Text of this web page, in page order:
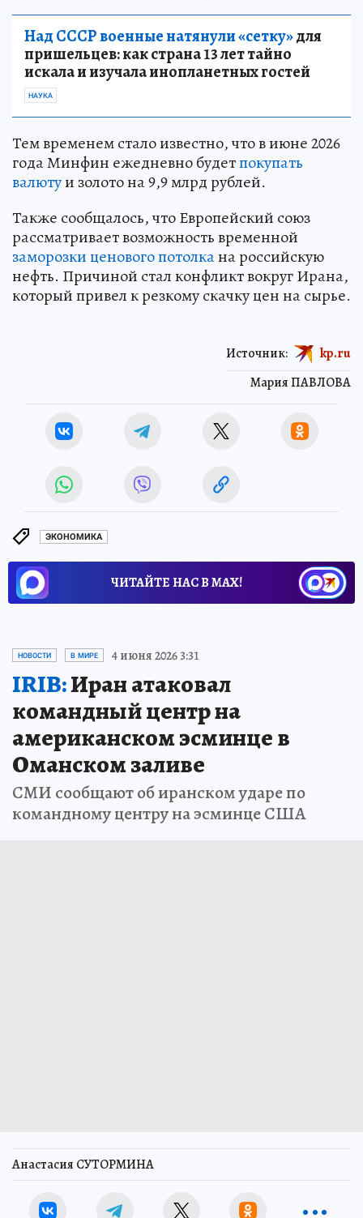
Над СССР военные натянули «сетку»для
пришельцев: как страна 13 лет тайно
искала и изучала инопланетных гостей
НАУКА
Тем временем стало известно, что в июне 2026
года Минфин ежедневно будетпокупать
валютуи золото на 9,9 млрд рублей.
Также сообщалось, что Европейский союз
рассматривает возможность временной
заморозки ценового потолкана российскую
нефть. Причиной стал конфликт вокруг Ирана,
который привел к резкому скачку цен на сырье.
Мария ПАВЛОВА
Источник: kp.ru
ЭКОНОМИКА
ЧИТАЙТЕ НАС В МАХ!
НОВОСТИ В МИРЕ 4 июня 2026 3:31
IRIB:Иран атаковал
командный центр на
американском эсминце в
Оманском заливе
СМИ сообщают об иранском ударе по
командному центру на эсминце США
Анастасия СУТОРМИНА